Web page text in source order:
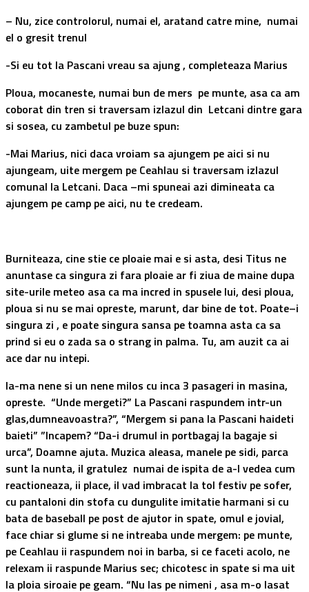
– Nu, zice controlorul, numai el, aratand catre mine, numai
el o gresit trenul
-Si eu tot la Pascani vreau sa ajung , completeaza Marius
Ploua, mocaneste, numai bun de mers pe munte, asa ca am
coborat din tren si traversam izlazul din Letcani dintre gara
si sosea, cu zambetul pe buze spun:
-Mai Marius, nici daca vroiam sa ajungem pe aici si nu
ajungeam, uite mergem pe Ceahlau si traversam izlazul
comunal la Letcani. Daca –mi spuneai azi dimineata ca
ajungem pe camp pe aici, nu te credeam.
Burniteaza, cine stie ce ploaie mai e si asta, desi Titus ne
anuntase ca singura zi fara ploaie ar fi ziua de maine dupa
site-urile meteo asa ca ma incred in spusele lui, desi ploua,
ploua si nu se mai opreste, marunt, dar bine de tot. Poate–i
singura zi , e poate singura sansa pe toamna asta ca sa
prind si eu o zada sa o strang in palma. Tu, am auzit ca ai
ace dar nu intepi.
Ia-ma nene si un nene milos cu inca 3 pasageri in masina,
opreste. “Unde mergeti?” La Pascani raspundem intr-un
glas,dumneavoastra?”, “Mergem si pana la Pascani haideti
baieti” ”Incapem? “Da-i drumul in portbagaj la bagaje si
urca”, Doamne ajuta. Muzica aleasa, manele pe sidi, parca
sunt la nunta, il gratulez numai de ispita de a-l vedea cum
reactioneaza, ii place, il vad imbracat la tol festiv pe sofer,
cu pantaloni din stofa cu dungulite imitatie harmani si cu
bata de baseball pe post de ajutor in spate, omul e jovial,
face chiar si glume si ne intreaba unde mergem: pe munte,
pe Ceahlau ii raspundem noi in barba, si ce faceti acolo, ne
relexam ii raspunde Marius sec; chicotesc in spate si ma uit
la ploia siroaie pe geam. “Nu las pe nimeni , asa m-o lasat